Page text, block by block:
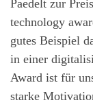
Paedelt zur
technology
gutes Beispiel
in einer
Award ist für
starke